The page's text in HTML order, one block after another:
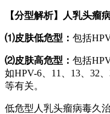
【分型解析】人乳头瘤
⑴皮肤低危型： 包括
⑵皮肤高危型： 包括
如HPV-6、11、13、32
等有关。
低危型人乳头瘤病毒久